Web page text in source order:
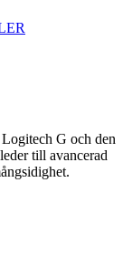
G och den
till avancerad